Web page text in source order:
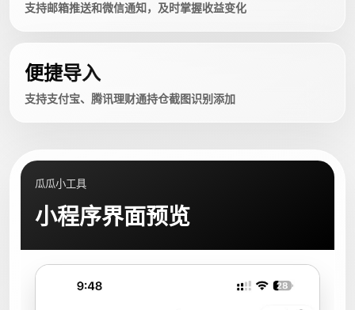
支持邮箱推送和微信通知，及时掌握收益变化
便捷导入
支持支付宝、腾讯理财通持仓截图识别添加
瓜瓜小工具
小程序界面预览